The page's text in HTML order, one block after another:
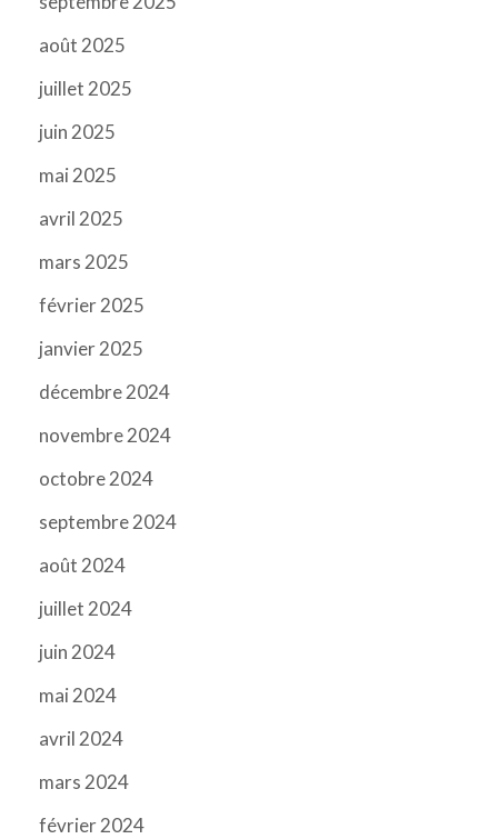
août 2025
juillet 2025
juin 2025
mai 2025
avril 2025
mars 2025
février 2025
janvier 2025
décembre 2024
novembre 2024
octobre 2024
septembre 2024
août 2024
juillet 2024
juin 2024
mai 2024
avril 2024
mars 2024
février 2024